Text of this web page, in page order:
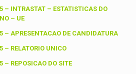
– INTRASTAT – ESTATISTICAS DO
– UE
– APRESENTACAO DE CANDIDATURA
– RELATORIO UNICO
– REPOSICAO DO SITE